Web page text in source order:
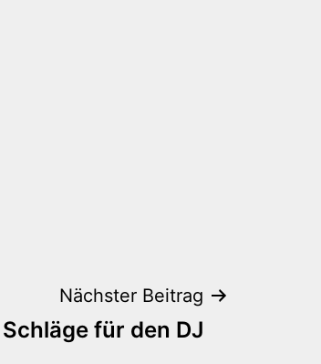
Nächster Beitrag
Schläge für den DJ